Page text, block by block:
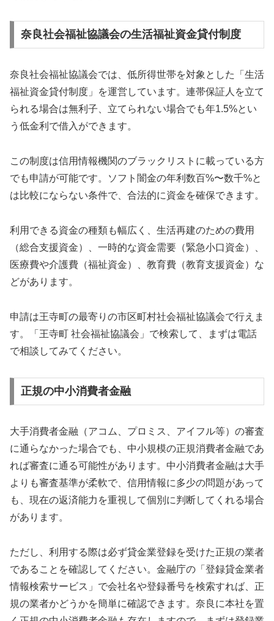
奈良社会福祉協議会の生活福祉資金貸付制度
奈良社会福祉協議会では、低所得世帯を対象とした「生活
福祉資金貸付制度」を運営しています。連帯保証人を立て
られる場合は無利子、立てられない場合でも年1.5%とい
う低金利で借入ができます。
この制度は信用情報機関のブラックリストに載っている方
でも申請が可能です。ソフト闇金の年利数百%〜数千%と
は比較にならない条件で、合法的に資金を確保できます。
利用できる資金の種類も幅広く、生活再建のための費用
（総合支援資金）、一時的な資金需要（緊急小口資金）、
医療費や介護費（福祉資金）、教育費（教育支援資金）な
どがあります。
申請は王寺町の最寄りの市区町村社会福祉協議会で行えま
す。「王寺町 社会福祉協議会」で検索して、まずは電話
で相談してみてください。
正規の中小消費者金融
大手消費者金融（アコム、プロミス、アイフル等）の審査
に通らなかった場合でも、中小規模の正規消費者金融であ
れば審査に通る可能性があります。中小消費者金融は大手
よりも審査基準が柔軟で、信用情報に多少の問題があって
も、現在の返済能力を重視して個別に判断してくれる場合
があります。
ただし、利用する際は必ず貸金業登録を受けた正規の業者
であることを確認してください。金融庁の「登録貸金業者
情報検索サービス」で会社名や登録番号を検索すれば、正
規の業者かどうかを簡単に確認できます。奈良に本社を置